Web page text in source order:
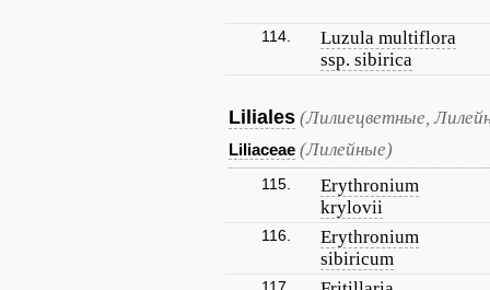
114.
Luzula multiflora
ssp. sibirica
Liliales (Лилиецветные,
Liliaceae (Лилейные)
115.
Erythronium
krylovii
116.
Erythronium
sibiricum